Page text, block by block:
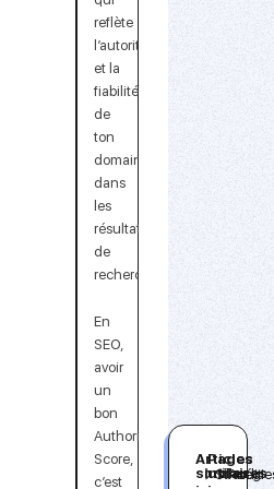
reflète
l’autorité
et la
fiabilité
de
ton
domaine
dans
les
résultats
de
recherche.
En
SEO,
avoir
un
bon
Authority
Score,
c’est
Articles
similaires
Pages
utiles
Audit